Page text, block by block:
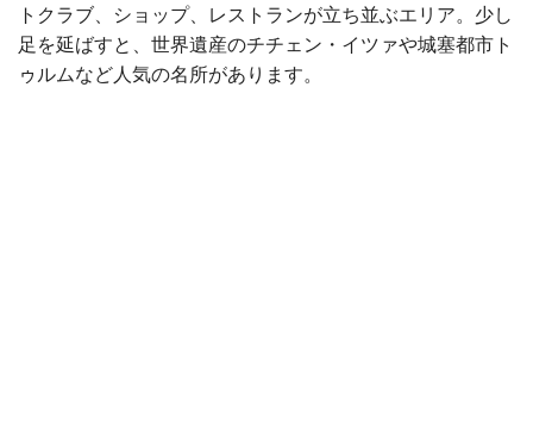
トクラブ、ショップ、レストランが立ち並ぶエリア。少し
足を延ばすと、世界遺産のチチェン・イツァや城塞都市ト
ゥルムなど人気の名所があります。